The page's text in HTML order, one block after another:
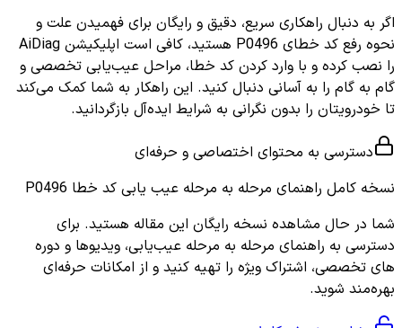
اگر به دنبال راهکاری سریع، دقیق و رایگان برای فهمیدن علت و
نحوه رفع کد خطای P0496 هستید، کافی است اپلیکیشن AiDiag
را نصب کرده و با وارد کردن کد خطا، مراحل عیب‌یابی تخصصی و
گام به گام را به آسانی دنبال کنید. این راهکار به شما کمک می‌کند
تا خودرویتان را بدون نگرانی به شرایط ایده‌آل بازگردانید.
دسترسی به محتوای اختصاصی و حرفه‌ای
نسخه کامل راهنمای مرحله به مرحله عیب یابی کد خطا P0496
شما در حال مشاهده نسخه رایگان این مقاله هستید. برای
دسترسی به راهنمای مرحله به مرحله عیب‌یابی، ویدیوها و دوره
های تخصصی، اشتراک ویژه را تهیه کنید و از امکانات حرفه‌ای
بهره‌مند شوید.